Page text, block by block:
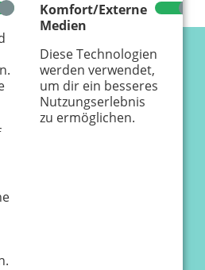
Komfort/Externe
Medien
Diese Technologien
werden verwendet,
um dir ein besseres
Nutzungserlebnis
zu ermöglichen.
GmbH